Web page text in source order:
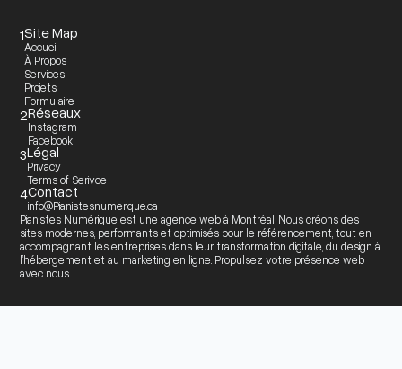
1Site Map
Accueil
À Propos
Services
Projets
Formulaire
2Réseaux
Instagram
Facebook
3Légal
Privacy
Terms of Serivce
4Contact
info@Pianistesnumerique.ca
Pianistes Numérique est une agence web à Montréal. Nous créons des
sites modernes, performants et optimisés pour le référencement, tout en
accompagnant les entreprises dans leur transformation digitale, du design à
l’hébergement et au marketing en ligne. Propulsez votre présence web
avec nous.